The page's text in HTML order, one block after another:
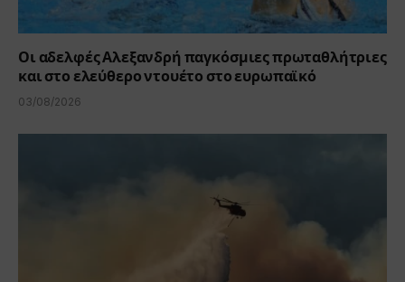
Οι αδελφές Αλεξανδρή παγκόσμιες πρωταθλήτριες
και στο ελεύθερο ντουέτο στο ευρωπαϊκό
03/08/2026